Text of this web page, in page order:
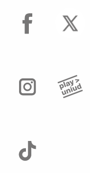
facebook